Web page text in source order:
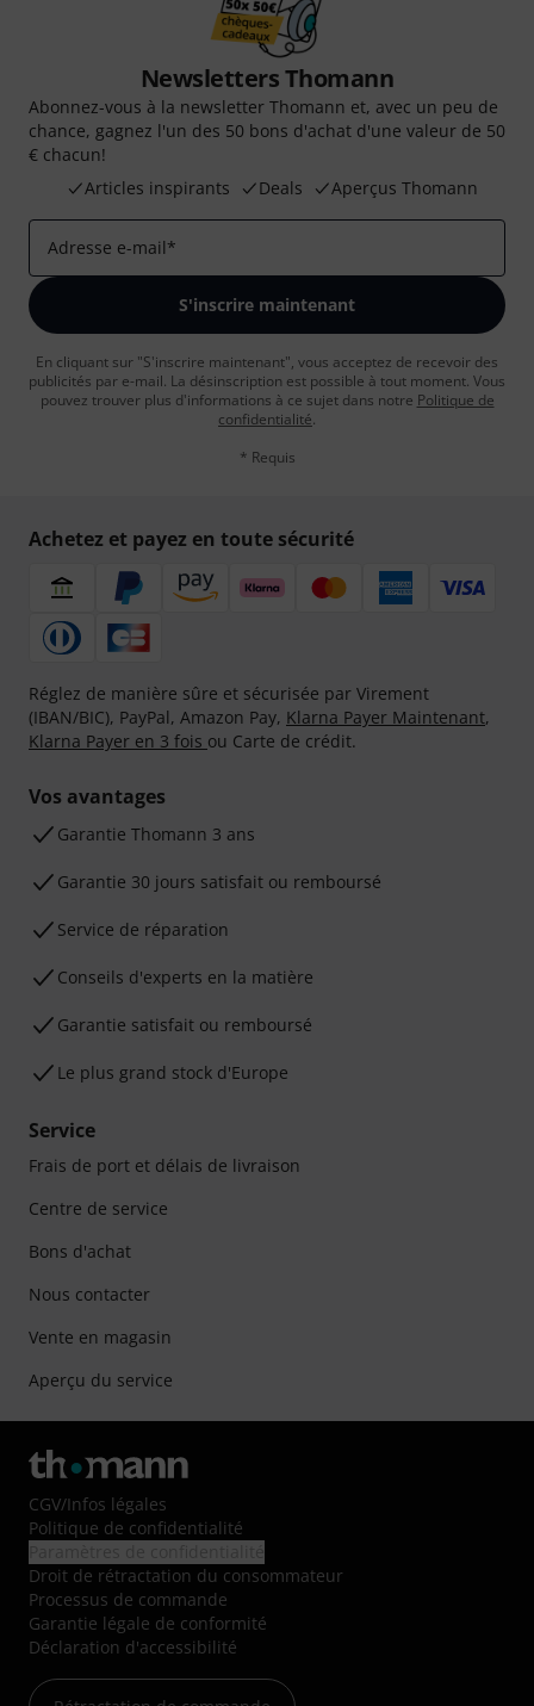
Newsletters Thomann
Abonnez-vous à la newsletter Thomann et, avec un peu de
chance, gagnez l'un des 50 bons d'achat d'une valeur de 50
€ chacun!
Articles inspirants
Deals Aperçus Thomann
Adresse e-mail*
S'inscrire maintenant
En cliquant sur "S'inscrire maintenant", vous acceptez de recevoir des
publicités par e-mail. La désinscription est possible à tout moment. Vous
pouvez trouver plus d'informations à ce sujet dans notre Politique de
confidentialité.
* Requis
Achetez et payez en toute sécurité
Réglez de manière sûre et sécurisée par Virement
(IBAN/BIC), PayPal, Amazon Pay, Klarna Payer Maintenant,
Klarna Payer en 3 fois ou Carte de crédit.
Vos avantages
Ga­ran­tie Thomann 3 ans
Garantie 30 jours satisfait ou remboursé
Service de réparation
Conseils d'experts en la matière
Garantie satisfait ou remboursé
Le plus grand stock d'Europe
Service
Frais de port et délais de livraison
Centre de service
Bons d'achat
Nous contacter
Vente en magasin
Aperçu du service
CGV/Infos légales
Politique de confidentialité
Droit de rétractation du consommateur
Processus de commande
Garantie légale de conformité
Déclaration d'accessibilité